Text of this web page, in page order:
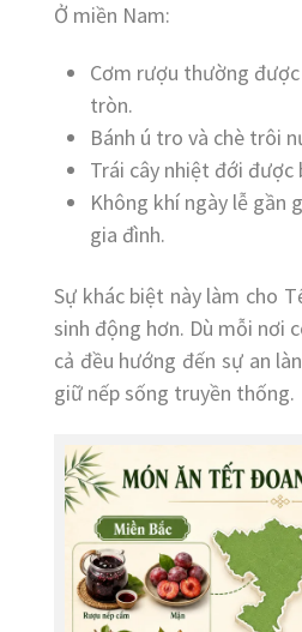
Ở miền Nam:
Cơm rượu thường
tròn.
Bánh ú tro và chè trôi
Trái cây nhiệt đới được
Không khí ngày lễ gần
gia đình.
Sự khác biệt này làm cho
sinh động hơn. Dù mỗi nơi
cả đều hướng đến sự an
giữ nếp sống truyền thống.